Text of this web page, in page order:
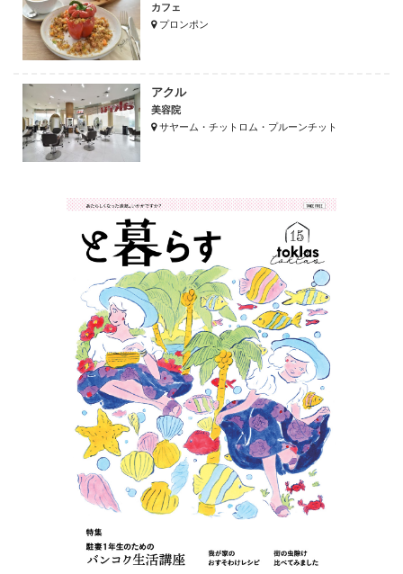
カフェ
プロンポン
アクル
美容院
サヤーム・チットロム・プルーンチット